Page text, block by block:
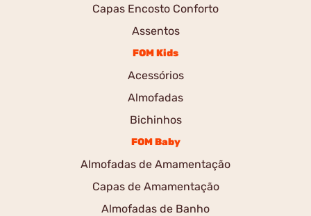
Capas Encosto Conforto
Assentos
FOM Kids
Acessórios
Almofadas
Bichinhos
FOM Baby
Almofadas de Amamentação
Capas de Amamentação
Almofadas de Banho